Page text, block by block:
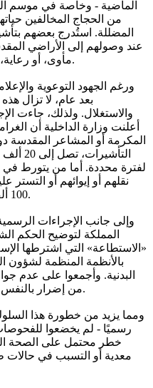
الماضية - وخاصة في موسم
من الحجاج المخالفين
المضللة. استُدرج بعضهم
عند وصولهم إلى الأراضي
مأوى، أو رعاية، أو قدرة على الوصول إلى المشاعر.
ورغم الجهود التوعوية
بعد عام، لا تزال
والاستغلال. ولذلك، جاءت
أعلنت وزارة الداخلية أن
المكرمة أو المشاعر المقدسة
لفترة محددة. أما من يتورط في
نقلهم أو إيوائهم أو
100 ألف ريال، فضلًا عن العقوبات الأخرى.
وإلى جانب الإجراءات
المملكة لتوضيح الحكم
«الاستطاعة» التي اشترطها
بالأنظمة المنظمة لشؤون
البدنية. وأجمعوا على عدم
من إضرار بالنفس والغير، ومخالفة صريحة لولي الأمر.
ومما يزيد من خطورة هذا
رسميًا - لم يخضعوا
خطر محتمل على الصحة
معدية أو التسبب في حالات